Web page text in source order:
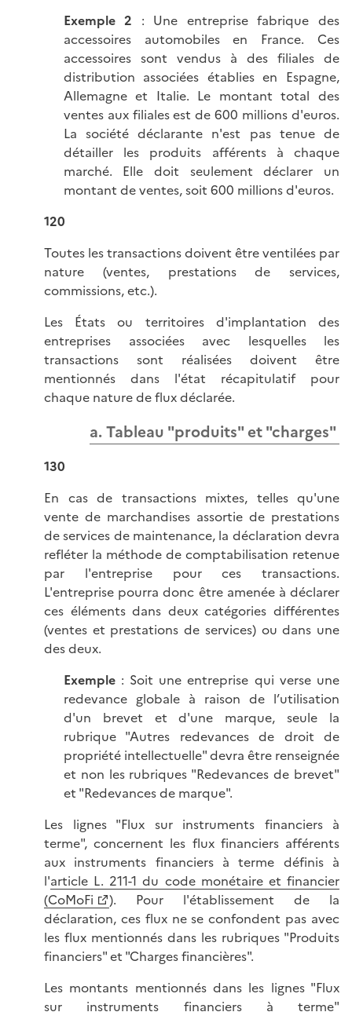
Exemple 2 : Une entreprise fabrique des
accessoires automobiles en France. Ces
accessoires sont vendus à des filiales de
distribution associées établies en Espagne,
Allemagne et Italie. Le montant total des
ventes aux filiales est de 600 millions d'euros.
La société déclarante n'est pas tenue de
détailler les produits afférents à chaque
marché. Elle doit seulement déclarer un
montant de ventes, soit 600 millions d'euros.
120
Toutes les transactions doivent être ventilées par
nature (ventes, prestations de services,
commissions, etc.).
Les États ou territoires d'implantation des
entreprises associées avec lesquelles les
transactions sont réalisées doivent être
mentionnés dans l'état récapitulatif pour
chaque nature de flux déclarée.
a. Tableau "produits" et "charges"
130
En cas de transactions mixtes, telles qu'une
vente de marchandises assortie de prestations
de services de maintenance, la déclaration devra
refléter la méthode de comptabilisation retenue
par l'entreprise pour ces transactions.
L'entreprise pourra donc être amenée à déclarer
ces éléments dans deux catégories différentes
(ventes et prestations de services) ou dans une
des deux.
Exemple: Soit une entreprise qui verse une
redevance globale à raison de l’utilisation
d'un brevet et d'une marque, seule la
rubrique "Autres redevances de droit de
propriété intellectuelle" devra être renseignée
et non les rubriques "Redevances de brevet"
et "Redevances de marque".
Les lignes "Flux sur instruments financiers à
terme", concernent les flux financiers afférents
aux instruments financiers à terme définis à
l'article L. 211-1 du code monétaire et financier
(CoMoFi
). Pour l'établissement de la
déclaration, ces flux ne se confondent pas avec
les flux mentionnés dans les rubriques "Produits
financiers" et "Charges financières".
Les montants mentionnés dans les lignes "Flux
sur instruments financiers à terme"